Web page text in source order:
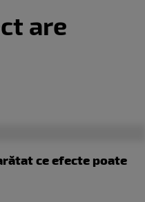
are
ce efecte poate